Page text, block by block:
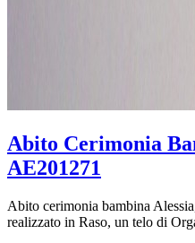
Abito Cerimonia
AE201271
Abito cerimonia bambina
realizzato in Raso, un telo di